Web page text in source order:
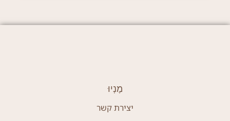
מֶנְיוּ
יצירת קשר